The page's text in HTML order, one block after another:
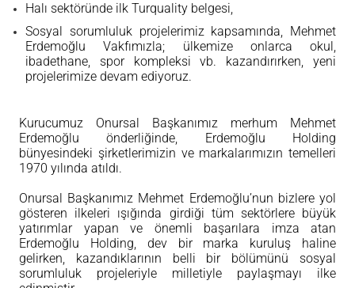
Halı sektöründe ilk Turquality belgesi,
Sosyal sorumluluk projelerimiz kapsamında, Mehmet
Erdemoğlu Vakfımızla; ülkemize onlarca okul,
ibadethane, spor kompleksi vb. kazandırırken, yeni
projelerimize devam ediyoruz.
Kurucumuz Onursal Başkanımız merhum Mehmet
Erdemoğlu önderliğinde, Erdemoğlu Holding
bünyesindeki şirketlerimizin ve markalarımızın temelleri
1970 yılında atıldı.
Onursal Başkanımız Mehmet Erdemoğlu’nun bizlere yol
gösteren ilkeleri ışığında girdiği tüm sektörlere büyük
yatırımlar yapan ve önemli başarılara imza atan
Erdemoğlu Holding, dev bir marka kuruluş haline
gelirken, kazandıklarının belli bir bölümünü sosyal
sorumluluk projeleriyle milletiyle paylaşmayı ilke